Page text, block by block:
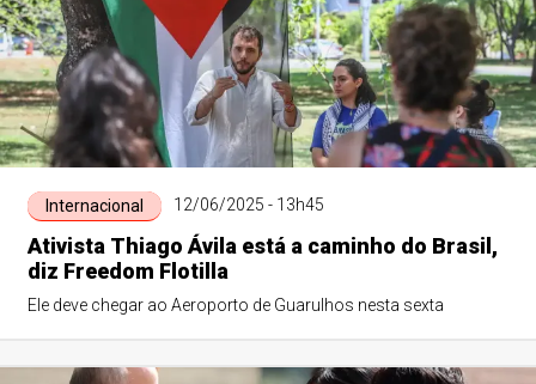
Internacional 12/06/2025 - 13h45
Ativista Thiago Ávila está a caminho do Brasil,
diz Freedom Flotilla
Ele deve chegar ao Aeroporto de Guarulhos nesta sexta